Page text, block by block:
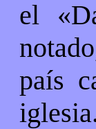
el
país